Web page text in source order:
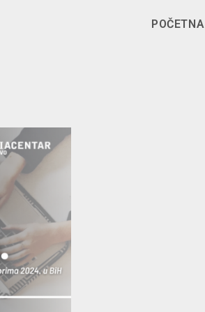
POČETNA